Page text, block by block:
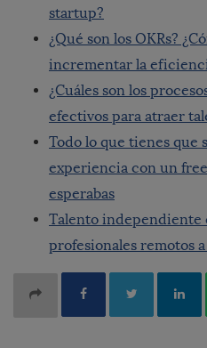
startup?
¿Qué son los OKRs?
incrementar la
¿Cuáles son los
efectivos para atraer
Todo lo que tienes que
experiencia con un
esperabas
Talento independiente
profesionales remotos